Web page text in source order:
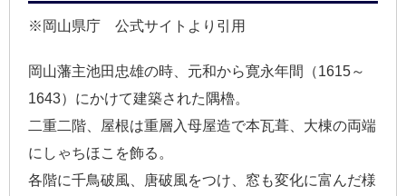
※岡山県庁 公式サイトより引用
岡山藩主池田忠雄の時、元和から寛永年間（1615～
1643）にかけて建築された隅櫓。
二重二階、屋根は重層入母屋造で本瓦葺、大棟の両端
にしゃちほこを飾る。
各階に千鳥破風、唐破風をつけ、窓も変化に富んだ様